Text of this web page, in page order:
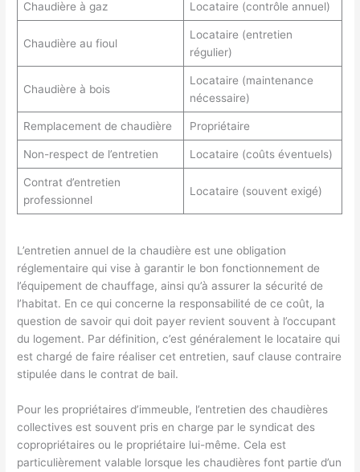
Chaudière à gaz Locataire (contrôle annuel)
Chaudière au fioul
Locataire (entretien
régulier)
Chaudière à bois
Locataire (maintenance
nécessaire)
Remplacement de chaudière Propriétaire
Non-respect de l’entretien Locataire (coûts éventuels)
Contrat d’entretien
professionnel
Locataire (souvent exigé)
L’entretien annuel de la chaudière est une obligation
réglementaire qui vise à garantir le bon fonctionnement de
l’équipement de chauffage, ainsi qu’à assurer la sécurité de
l’habitat. En ce qui concerne la responsabilité de ce coût, la
question de savoir qui doit payer revient souvent à l’occupant
du logement. Par définition, c’est généralement le locataire qui
est chargé de faire réaliser cet entretien, sauf clause contraire
stipulée dans le contrat de bail.
Pour les propriétaires d’immeuble, l’entretien des chaudières
collectives est souvent pris en charge par le syndicat des
copropriétaires ou le propriétaire lui-même. Cela est
particulièrement valable lorsque les chaudières font partie d’un